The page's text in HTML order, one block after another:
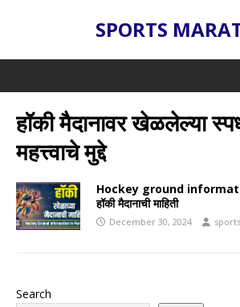
SPORTS
हॉकी मैदानावर खेळलेल्या
महत्त्वाचे मुद्दे
Hockey ground
हॉकी मैदानाची माहिती
December 30, 2024
Search